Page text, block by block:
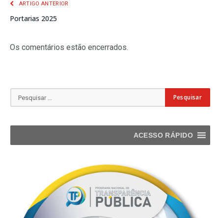
ARTIGO ANTERIOR
Portarias 2025
Os comentários estão encerrados.
ACESSO RÁPIDO